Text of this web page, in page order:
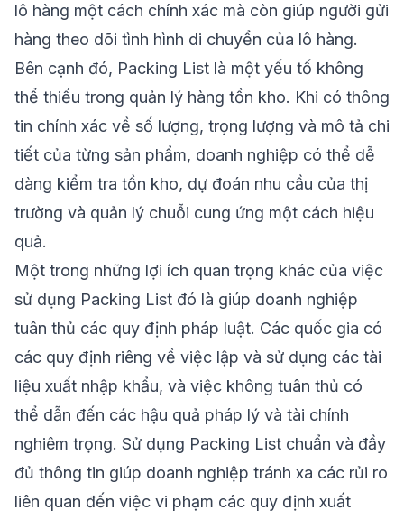
lô hàng một cách chính xác mà còn giúp người gửi
hàng theo dõi tình hình di chuyển của lô hàng.
Bên cạnh đó, Packing List là một yếu tố không
thể thiếu trong quản lý hàng tồn kho. Khi có thông
tin chính xác về số lượng, trọng lượng và mô tả chi
tiết của từng sản phẩm, doanh nghiệp có thể dễ
dàng kiểm tra tồn kho, dự đoán nhu cầu của thị
trường và quản lý chuỗi cung ứng một cách hiệu
quả.
Một trong những lợi ích quan trọng khác của việc
sử dụng Packing List đó là giúp doanh nghiệp
tuân thủ các quy định pháp luật. Các quốc gia có
các quy định riêng về việc lập và sử dụng các tài
liệu xuất nhập khẩu, và việc không tuân thủ có
thể dẫn đến các hậu quả pháp lý và tài chính
nghiêm trọng. Sử dụng Packing List chuẩn và đầy
đủ thông tin giúp doanh nghiệp tránh xa các rủi ro
liên quan đến việc vi phạm các quy định xuất